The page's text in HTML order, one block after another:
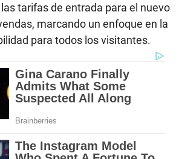
tarifas de entrada para el nuevo
marcando un enfoque en la
para todos los visitantes.